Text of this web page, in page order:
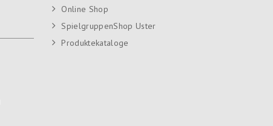
Online Shop
SpielgruppenShop Uster
Produktekataloge